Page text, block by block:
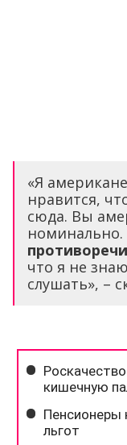
«Я
нравится,
сюда. Вы
номинально.
что я не
слушать», –